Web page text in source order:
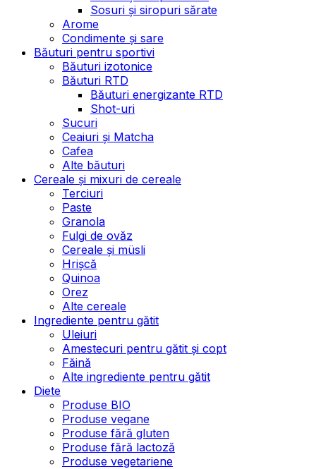
Sosuri și siropuri sărate
Arome
Condimente și sare
Băuturi pentru sportivi
Băuturi izotonice
Băuturi RTD
Băuturi energizante RTD
Shot-uri
Sucuri
Ceaiuri și Matcha
Cafea
Alte băuturi
Cereale și mixuri de cereale
Terciuri
Paste
Granola
Fulgi de ovăz
Cereale și müsli
Hrișcă
Quinoa
Orez
Alte cereale
Ingrediente pentru gătit
Uleiuri
Amestecuri pentru gătit și copt
Făină
Alte ingrediente pentru gătit
Diete
Produse BIO
Produse vegane
Produse fără gluten
Produse fără lactoză
Produse vegetariene